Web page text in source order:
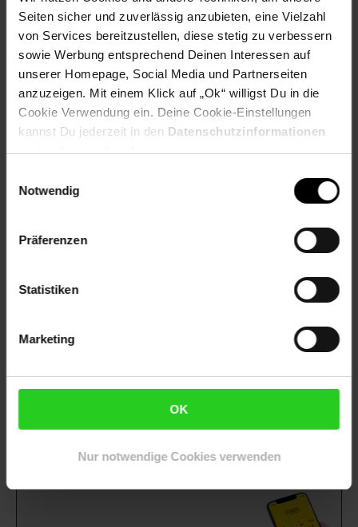
Seiten sicher und zuverlässig anzubieten, eine Vielzahl
von Services bereitzustellen, diese stetig zu verbessern
sowie Werbung entsprechend Deinen Interessen auf
unserer Homepage, Social Media und Partnerseiten
anzuzeigen. Mit einem Klick auf „Ok“ willigst Du in die
Cookie Verwendung ein. Deine Cookie-Einstellungen
kannst Du jederzeit in den Datenschutzinformationen
ändern bzw. widerrufen.
Notwendig
Präferenzen
Statistiken
Marketing
OK
Nur notwendige Cookies verwenden
Fußzeile
Weitere Online-Angebote
Netto Reisen TV-Shop Weinwelt
Rezeptwelt Karriere
Newsletter Anmeldung 15€ **
Jetzt zum Newsletter anmelden